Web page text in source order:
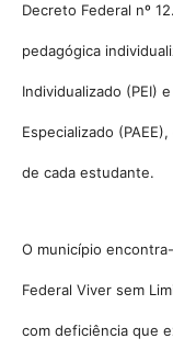
Decreto Federal nº
pedagógica
Individualizado (PEI)
Especializado
de cada estudante.
O município
Federal Viver sem
com deficiência que